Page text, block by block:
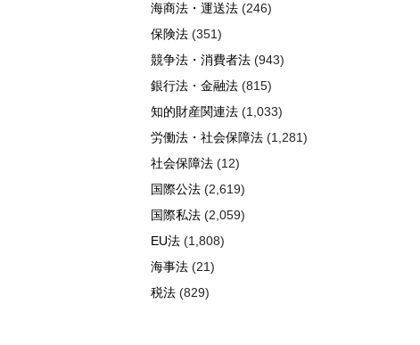
海商法・運送法 (246)
保険法 (351)
競争法・消費者法 (943)
銀行法・金融法 (815)
知的財産関連法 (1,033)
労働法・社会保障法 (1,281)
社会保障法 (12)
国際公法 (2,619)
国際私法 (2,059)
EU法 (1,808)
海事法 (21)
税法 (829)